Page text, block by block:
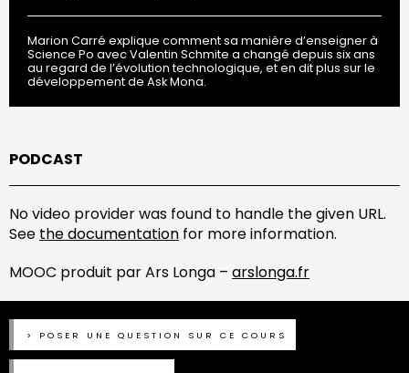
Marion Carré explique comment sa manière d’enseigner à
Science Po avec Valentin Schmite a changé depuis six ans
au regard de l’évolution technologique, et en dit plus sur le
développement de Ask Mona.
PODCAST
No video provider was found to handle the given URL.
See the documentation for more information.
MOOC produit par Ars Longa – arslonga.fr
POSER UNE QUESTION SUR CE COURS